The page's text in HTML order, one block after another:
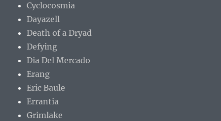
Cyclocosmia
Dayazell
Death of a Dryad
Defying
Dia Del Mercado
Erang
Eric Baule
Errantia
Grimlake